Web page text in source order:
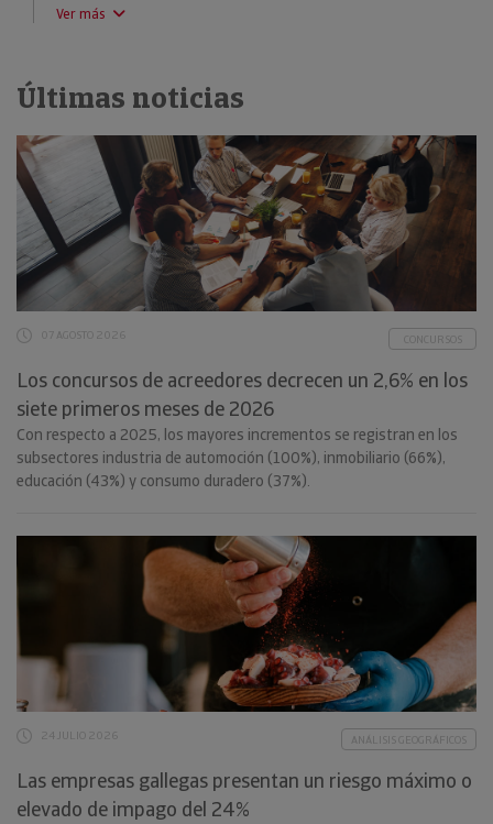
Ver más
Últimas noticias
07 AGOSTO 2026 CONCURSOS
Los concursos de acreedores decrecen un 2,6% en los
siete primeros meses de 2026
Con respecto a 2025, los mayores incrementos se registran en los
subsectores industria de automoción (100%), inmobiliario (66%),
educación (43%) y consumo duradero (37%).
24 JULIO 2026 ANÁLISIS GEOGRÁFICOS
Las empresas gallegas presentan un riesgo máximo o
elevado de impago del 24%